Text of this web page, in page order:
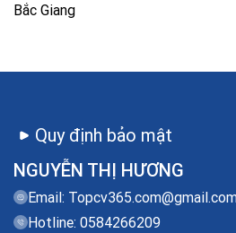
Bắc Giang
NGUYỄN THỊ HƯƠNG
Email:
Hotline: 0584266209
Quy định bảo mật